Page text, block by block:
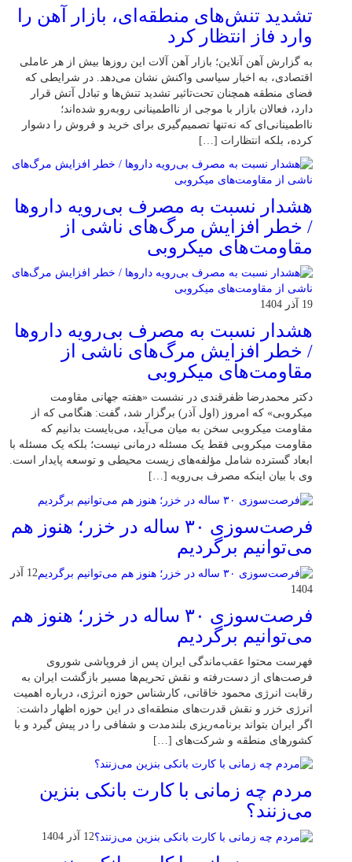
تشدید تنش‌های منطقه‌ای، بازار آهن را
وارد فاز انتظار کرد
به گزارش آهن آنلاین؛ بازار آهن آلات این روزها بیش از هر عاملی
اقتصادی، به اخبار سیاسی واکنش نشان می‌دهد. در شرایطی که
فضای منطقه همچنان تحت‌تاثیر تشدید تنش‌ها و تبادل آتش قرار
دارد، فعالان بازار با موجی از نااطمینانی روبه‌رو شده‌اند؛
نااطمینانی‌ای که نه‌تنها تصمیم‌گیری برای خرید و فروش را دشوار
کرده، بلکه انتظارات […]
هشدار نسبت به مصرف بی‌رویه داروها
/ خطر افزایش مرگ‌های ناشی از
مقاومت‌های میکروبی
19 آذر 1404
هشدار نسبت به مصرف بی‌رویه داروها
/ خطر افزایش مرگ‌های ناشی از
مقاومت‌های میکروبی
دکتر محمدرضا ظفرقندی در نشست «هفته جهانی مقاومت
میکروبی» که امروز (اول آذر) برگزار شد، گفت: هنگامی که از
مقاومت میکروبی سخن به میان می‌آید، می‌بایست بدانیم که
مقاومت میکروبی فقط یک مسئله درمانی نیست؛ بلکه یک مسئله با
ابعاد گسترده شامل مؤلفه‌های زیست محیطی و توسعه پایدار است.
وی با بیان اینکه مصرف بی‌رویه […]
فرصت‌سوزی ۳۰ ساله در خزر؛ هنوز هم
می‌توانیم برگردیم
12 آذر
1404
فرصت‌سوزی ۳۰ ساله در خزر؛ هنوز هم
می‌توانیم برگردیم
فهرست محتوا عقب‌ماندگی ایران پس از فروپاشی شوروی
فرصت‌های از دست‌رفته و نقش تحریم‌ها مسیر بازگشت ایران به
رقابت انرژی محمود خاقانی، کارشناس حوزه انرژی، درباره اهمیت
انرژی خزر و نقش قدرت‌های منطقه‌ای در این حوزه اظهار داشت:
اگر ایران بتواند برنامه‌ریزی بلندمدت و شفافی را در پیش گیرد و با
کشورهای منطقه و شرکت‌های […]
مردم چه زمانی با کارت بانکی بنزین
می‌زنند؟
12 آذر 1404